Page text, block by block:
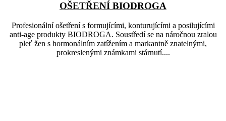
OŠETŘENÍ BIODROGA
Profesionální ošetření s formujícími, konturujícími a posilujícími
anti-age produkty BIODROGA. Soustředí se na náročnou zralou
pleť žen s hormonálním zatížením a markantně znatelnými,
prokreslenými známkami stárnutí....